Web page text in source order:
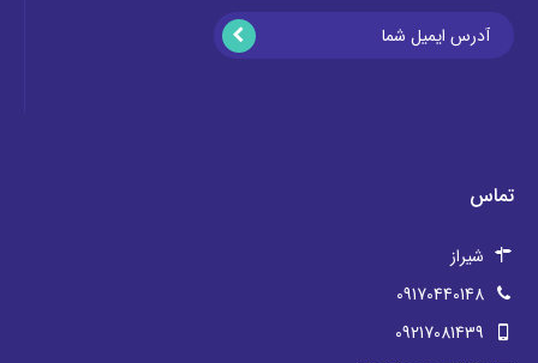
تماس
شیراز
09170440148
09217081439